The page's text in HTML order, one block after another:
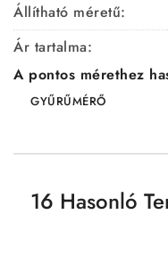
Állítható méretű:
Ár tartalma:
A pontos mérethez
GYŰRŰMÉRŐ
16 Hasonló